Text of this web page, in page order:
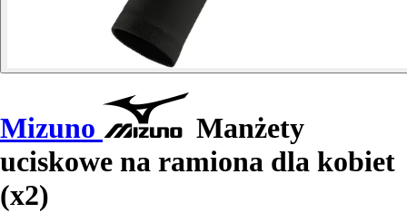
Mizuno
Manżety
uciskowe na ramiona dla kobiet
(x2)